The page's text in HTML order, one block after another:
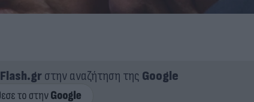
Flash.grστην αναζήτηση της Google